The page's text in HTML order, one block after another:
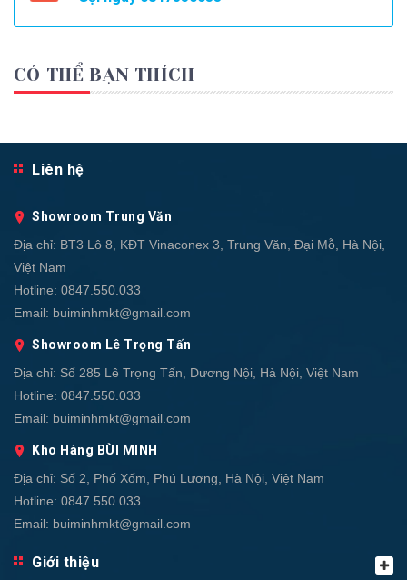
CÓ THỂ BẠN THÍCH
Liên hệ
Showroom Trung Văn
Địa chỉ: BT3 Lô 8, KĐT Vinaconex 3, Trung Văn, Đại Mỗ, Hà Nội,
Việt Nam
Hotline: 0847.550.033
Email: buiminhmkt@gmail.com
Showroom Lê Trọng Tấn
Địa chỉ: Số 285 Lê Trọng Tấn, Dương Nội, Hà Nội, Việt Nam
Hotline: 0847.550.033
Email: buiminhmkt@gmail.com
Kho Hàng BÙI MINH
Địa chỉ: Số 2, Phố Xốm, Phú Lương, Hà Nội, Việt Nam
Hotline: 0847.550.033
Email: buiminhmkt@gmail.com
Giới thiệu